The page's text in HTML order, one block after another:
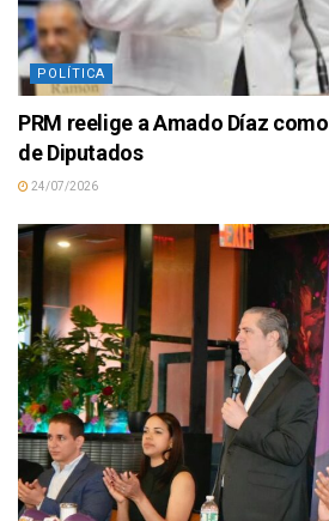
POLÍTICA
PRM reelige a Amado Díaz
de Diputados
24/07/2026